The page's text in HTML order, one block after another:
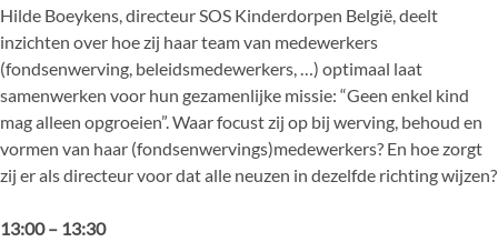
Hilde Boeykens, directeur SOS Kinderdorpen België, deelt
inzichten over hoe zij haar team van medewerkers
(fondsenwerving, beleidsmedewerkers, …) optimaal laat
samenwerken voor hun gezamenlijke missie: “Geen enkel kind
mag alleen opgroeien”. Waar focust zij op bij werving, behoud en
vormen van haar (fondsenwervings)medewerkers? En hoe zorgt
zij er als directeur voor dat alle neuzen in dezelfde richting wijzen?
13:00 – 13:30